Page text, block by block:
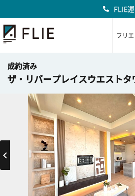
FLIE
フリエ
成約済み
ザ・リバープレイスウエストタ